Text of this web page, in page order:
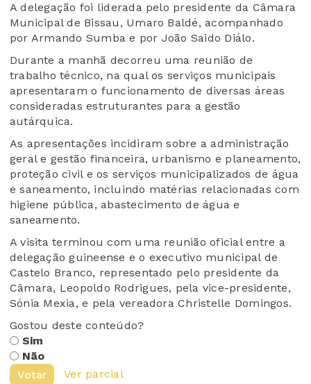
A delegação foi liderada pelo presidente da Câmara
Municipal de Bissau, Umaro Baldé, acompanhado
por Armando Sumba e por João Saido Diálo.
Durante a manhã decorreu uma reunião de
trabalho técnico, na qual os serviços municipais
apresentaram o funcionamento de diversas áreas
consideradas estruturantes para a gestão
autárquica.
As apresentações incidiram sobre a administração
geral e gestão financeira, urbanismo e planeamento,
proteção civil e os serviços municipalizados de água
e saneamento, incluindo matérias relacionadas com
higiene pública, abastecimento de água e
saneamento.
A visita terminou com uma reunião oficial entre a
delegação guineense e o executivo municipal de
Castelo Branco, representado pelo presidente da
Câmara, Leopoldo Rodrigues, pela vice-presidente,
Sónia Mexia, e pela vereadora Christelle Domingos.
Gostou deste conteúdo?
Sim
Não
Votar
Ver parcial